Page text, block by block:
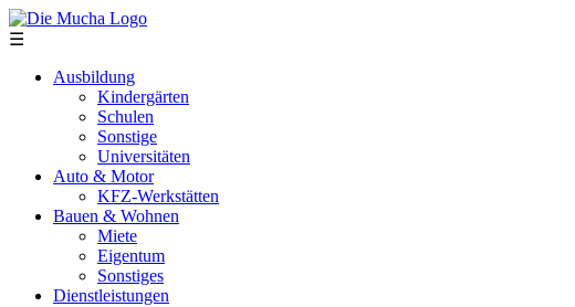
Direkt zum Inhalt
☰
Ausbildung
Kindergärten
Schulen
Sonstige
Universitäten
Auto & Motor
KFZ-Werkstätten
Bauen & Wohnen
Miete
Eigentum
Sonstiges
Dienstleistungen